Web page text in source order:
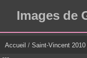
Images de
Accueil / Saint-Vincent 2010